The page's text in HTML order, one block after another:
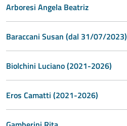
Arboresi Angela Beatriz
Baraccani Susan (dal 31/07/2023)
Biolchini Luciano (2021-2026)
Eros Camatti (2021-2026)